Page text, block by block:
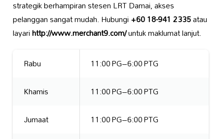
strategik berhampiran stesen LRT Damai, akses
pelanggan sangat mudah. Hubungi+60 18-941 2335atau
layarihttp://www.merchant9.com/untuk maklumat lanjut.
Rabu
11:00 PG–6:00 PTG
Khamis
11:00 PG–6:00 PTG
Jumaat
11:00 PG–6:00 PTG